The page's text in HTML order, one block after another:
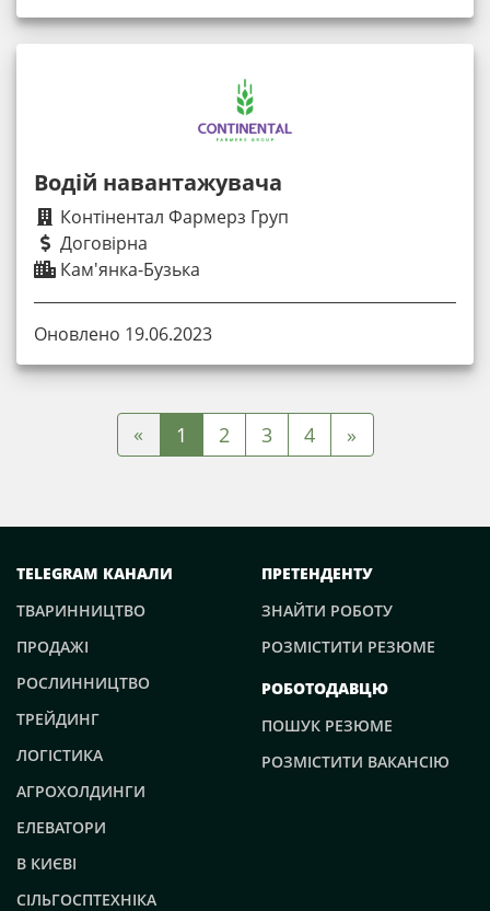
Водій навантажувача
Контінентал Фармерз Груп
Договірна
Кам'янка-Бузька
Оновлено 19.06.2023
« 1 2 3 4 »
TELEGRAM КАНАЛИ
ТВАРИННИЦТВО
ПРОДАЖІ
РОСЛИННИЦТВО
ТРЕЙДИНГ
ЛОГІСТИКА
АГРОХОЛДИНГИ
ЕЛЕВАТОРИ
В КИЄВІ
СІЛЬГОСПТЕХНІКА
ПРЕТЕНДЕНТУ
ЗНАЙТИ РОБОТУ
РОЗМІСТИТИ РЕЗЮМЕ
РОБОТОДАВЦЮ
ПОШУК РЕЗЮМЕ
РОЗМІСТИТИ ВАКАНСІЮ